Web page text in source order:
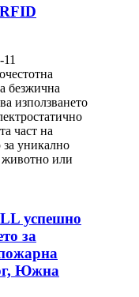
безжична
използването
част на
за уникално
животно или
успешно
за
Южна